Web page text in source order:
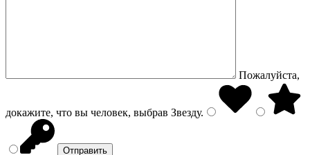
Пожалуйста,
докажите, что вы человек, выбрав Звезду.